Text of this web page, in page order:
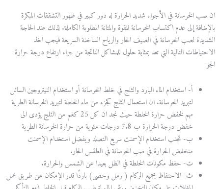
ان صب الخرسانة في الأجواء شديد الحرارة له دور كبير في ظهور التشققات المبكرة
بالإضافة إلى عدم اكتساب الخرسانة للقوة والمتانة المطلوبة الكاملة. لذلك عند الحاجة
الشديدة لصب الخرسانة في الصيف الحار والرياح الساخنة السريعة فيجب اخذ
الاحتياطات التالية التي تعد بمثابة حلول للمشاكل الناتجة من جراء ارتفاع درجة حرارة
الجو:
أ‌- استخدام الماء البارد والثلج في خلط الخرسانة أو استخدام النيتروجين السائل
لتبريد الخرسانة. ان استعمال الثلج كجزء من ماء الخلطة لتبريد الخرسانة الطرية
مهم لخفض حرارة الخلطة حيث نجد ان كل 25 كغم من الثلج يؤدى الى
خفض درجة الحرارة ب 7.8 درجات مئوية من حرارة الخرسانة الطرية
ب‌- تجنب استخدام الإسمنت سريع التصلد ويفضل استخدام الإسمنت
منخفض الحرارة في صب الخرسانة في الطقس الحار.
ت‌- حفظ مكونات الخلطة في الظل بعيدا عن الشمس والحرارة.
ث‌- الاحتفاظ بجميع الركام ( رمل وحصى) باردًا قدر الإمكان عن طريق عمل